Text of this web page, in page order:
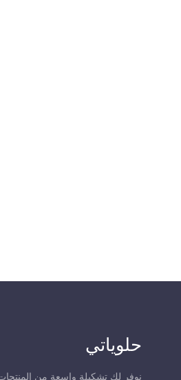
حلوياتي
نوفر لك تشكيلة واسعة من